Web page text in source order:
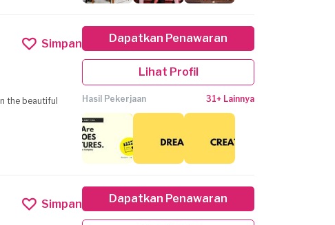
Simpan Dapatkan Penawaran
Lihat Profil
Hasil Pekerjaan 31+ Lainnya
Simpan Dapatkan Penawaran